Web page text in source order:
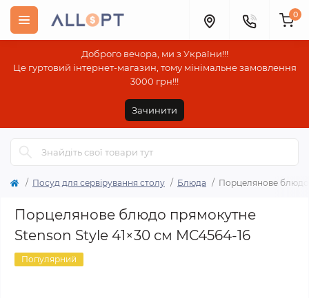
Доброго вечора, ми з України!!!
Це гуртовий інтернет-магазин, тому мінімальне замовлення
3000 грн!!!
Зачинити
0
Посуд для сервірування столу Блюда Порцелянове блюдо
Порцелянове блюдо прямокутне
Stenson Style 41×30 см MC4564-16
Популярний